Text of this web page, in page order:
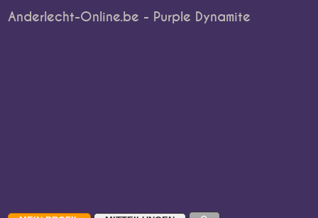
Anderlecht-Online.be - Purple Dynamite